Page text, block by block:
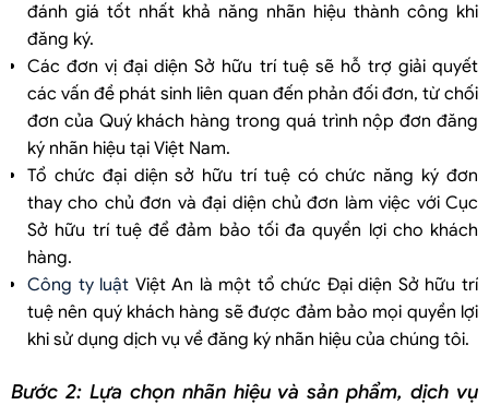
đánh giá tốt nhất khả năng nhãn hiệu thành công khi
đăng ký.
Các đơn vị đại diện Sở hữu trí tuệ sẽ hỗ trợ giải quyết
các vấn đề phát sinh liên quan đến phản đối đơn, từ chối
đơn của Quý khách hàng trong quá trình nộp đơn đăng
ký nhãn hiệu tại Việt Nam.
Tổ chức đại diện sở hữu trí tuệ có chức năng ký đơn
thay cho chủ đơn và đại diện chủ đơn làm việc với Cục
Sở hữu trí tuệ để đảm bảo tối đa quyền lợi cho khách
hàng.
Công ty luật Việt An là một tổ chức Đại diện Sở hữu trí
tuệ nên quý khách hàng sẽ được đảm bảo mọi quyền lợi
khi sử dụng dịch vụ về đăng ký nhãn hiệu của chúng tôi.
Bước 2: Lựa chọn nhãn hiệu và sản phẩm, dịch vụ